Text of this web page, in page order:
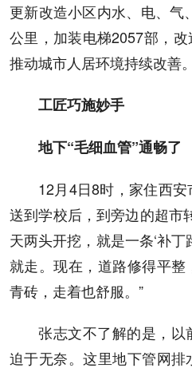
更新改造小区内水、电、气
公里，加装电梯2057部，
推动城市人居环境持续改善。
工匠巧施妙手
地下“毛细血管”通畅了
12月4日8时，家住西
送到学校后，到旁边的超市
天两头开挖，就是一条‘补
就走。现在，道路修得平
青砖，走着也舒服。”
张志文不了解的是，
迫于无奈。这里地下管网排